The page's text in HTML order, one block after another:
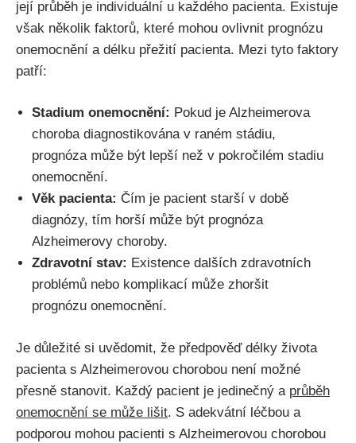
její průběh je individuální u každého pacienta. Existuje
však několik faktorů, které mohou ovlivnit prognózu
onemocnění a délku přežití pacienta. Mezi tyto faktory
patří:
Stadium onemocnění: Pokud je Alzheimerova
choroba diagnostikována v raném stádiu,
prognóza může být lepší než v pokročilém stadiu
onemocnění.
Věk pacienta: Čím je pacient starší v době
diagnózy, tím horší může být prognóza
Alzheimerovy choroby.
Zdravotní stav: Existence dalších zdravotních
problémů nebo komplikací může zhoršit
prognózu onemocnění.
Je důležité si uvědomit, že předpověď délky života
pacienta s Alzheimerovou chorobou není možné
přesně stanovit. Každý pacient je jedinečný a průběh
onemocnění se může lišit. S adekvátní léčbou a
podporou mohou pacienti s Alzheimerovou chorobou